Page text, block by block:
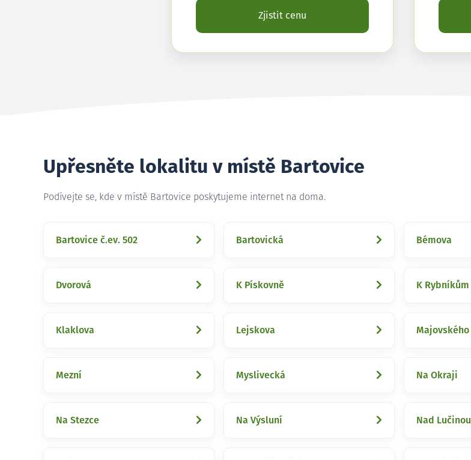
Zjistit cenu
Upřesněte lokalitu v místě Bartovice
Podívejte se, kde v místě Bartovice poskytujeme internet na doma.
Bartovice č.ev. 502 Bartovická Bémova
Dvorová K Pískovně K Rybníkům
Klaklova Lejskova Majovského
Mezní Myslivecká Na Okraji
Na Stezce Na Výsluní Nad Lučinou